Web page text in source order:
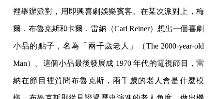
裡舉辦派對，用即興喜劇娛樂賓客。在某次派對上，梅
爾．布魯克斯和卡爾．雷納（Carl Reiner）想出一個喜劇
小品的點子，名為「兩千歲老人」（The 2000-year-old
Man）。這個小品最後發展成 1970 年代的電視節目，雷
納在節目裡質問布魯克斯，兩千歲的老人會是什麼模